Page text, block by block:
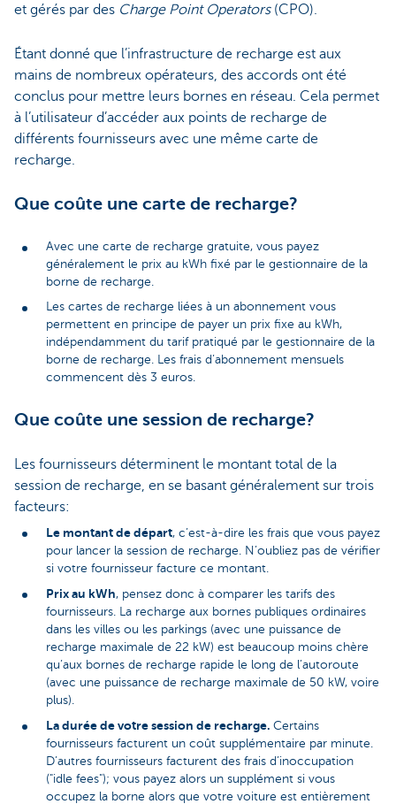
et gérés par des Charge Point Operators(CPO).
Étant donné que l’infrastructure de recharge est aux
mains de nombreux opérateurs, des accords ont été
conclus pour mettre leurs bornes en réseau. Cela permet
à l’utilisateur d’accéder aux points de recharge de
différents fournisseurs avec une même carte de
recharge.
Que coûte une carte de recharge?
Avec une carte de recharge gratuite, vous payez
généralement le prix au kWh fixé par le gestionnaire de la
borne de recharge.
Les cartes de recharge liées à un abonnement vous
permettent en principe de payer un prix fixe au kWh,
indépendamment du tarif pratiqué par le gestionnaire de la
borne de recharge. Les frais d’abonnement mensuels
commencent dès 3 euros.
Que coûte une session de recharge?
Les fournisseurs déterminent le montant total de la
session de recharge, en se basant généralement sur trois
facteurs:
Le montant de départ, c’est-à-dire les frais que vous payez
pour lancer la session de recharge. N’oubliez pas de vérifier
si votre fournisseur facture ce montant.
Prix au kWh, pensez donc à comparer les tarifs des
fournisseurs. La recharge aux bornes publiques ordinaires
dans les villes ou les parkings (avec une puissance de
recharge maximale de 22 kW) est beaucoup moins chère
qu’aux bornes de recharge rapide le long de l’autoroute
(avec une puissance de recharge maximale de 50 kW, voire
plus).
La durée de votre session de recharge. Certains
fournisseurs facturent un coût supplémentaire par minute.
D’autres fournisseurs facturent des frais d’inoccupation
("idle fees"); vous payez alors un supplément si vous
occupez la borne alors que votre voiture est entièrement